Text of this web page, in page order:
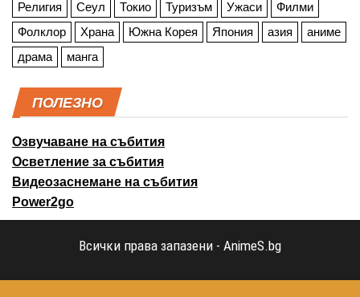
Религия
Сеул Токио Туризъм Ужаси
Филми
Фолклор
Храна Южна Корея Япония азия
аниме
драма
манга
ПОЛЕЗНО
Озвучаване на събития
Осветление за събития
Видеозаснемане на събития
Power2go
Всички права запазени - AnimeS.bg